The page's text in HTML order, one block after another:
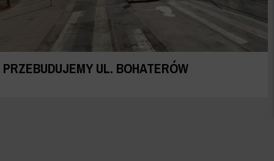
PRZEBUDUJEMY UL. BOHATERÓW